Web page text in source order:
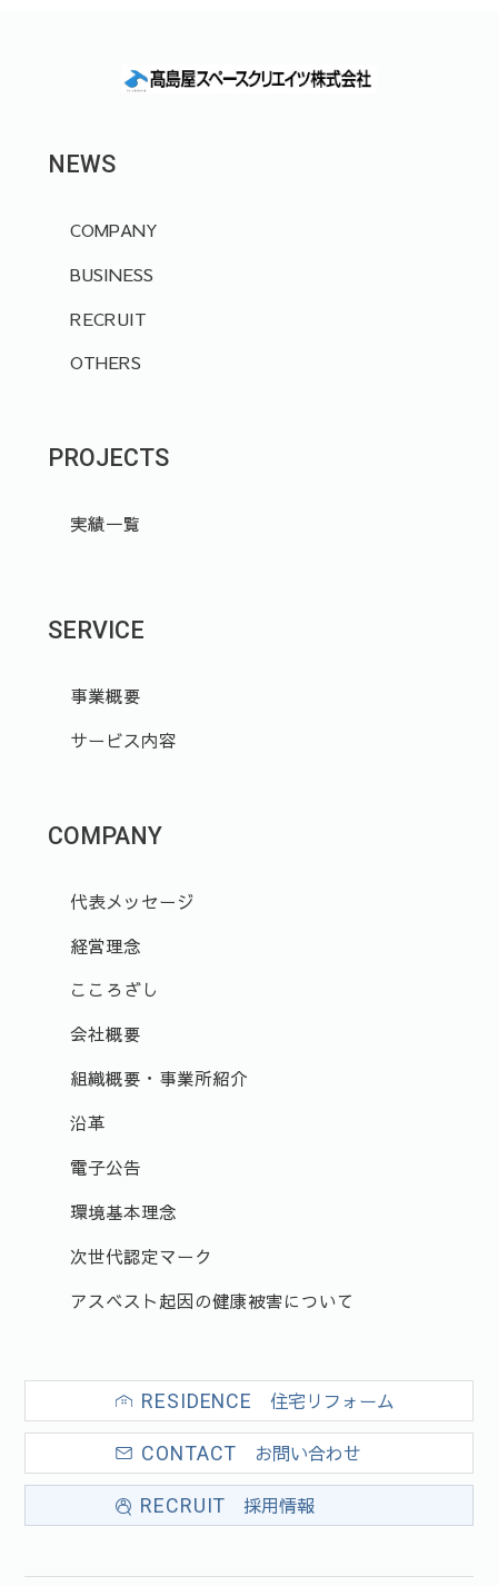
NEWS
COMPANY
BUSINESS
RECRUIT
OTHERS
PROJECTS
実績一覧
SERVICE
事業概要
サービス内容
COMPANY
代表メッセージ
経営理念
こころざし
会社概要
組織概要・事業所紹介
沿革
電子公告
環境基本理念
次世代認定マーク
アスベスト起因の健康被害について
RESIDENCE 住宅リフォーム
CONTACT お問い合わせ
RECRUIT 採用情報